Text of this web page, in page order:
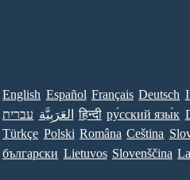
English Español Français Deutsch
עברית العَرَبِيَّة हिन्दी ру́сский язы́к
Türkçe Polski Româna Ceština
български Lietuvos Slovenščina